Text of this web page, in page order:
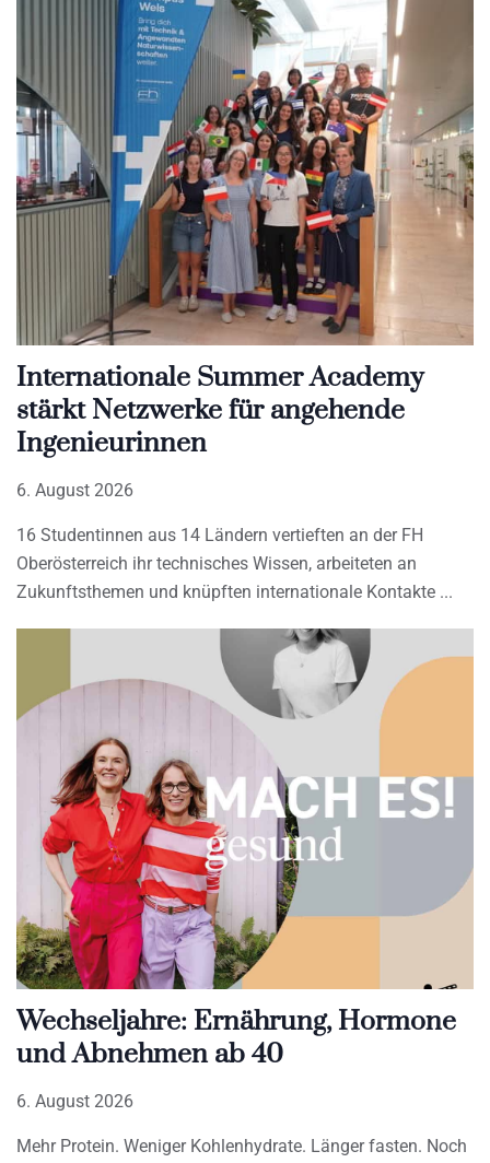
Internationale Summer Academy
stärkt Netzwerke für angehende
Ingenieurinnen
6. August 2026
16 Studentinnen aus 14 Ländern vertieften an der FH
Oberösterreich ihr technisches Wissen, arbeiteten an
Zukunftsthemen und knüpften internationale Kontakte
Wechseljahre: Ernährung, Hormone
und Abnehmen ab 40
6. August 2026
Mehr Protein. Weniger Kohlenhydrate. Länger fasten. Noch